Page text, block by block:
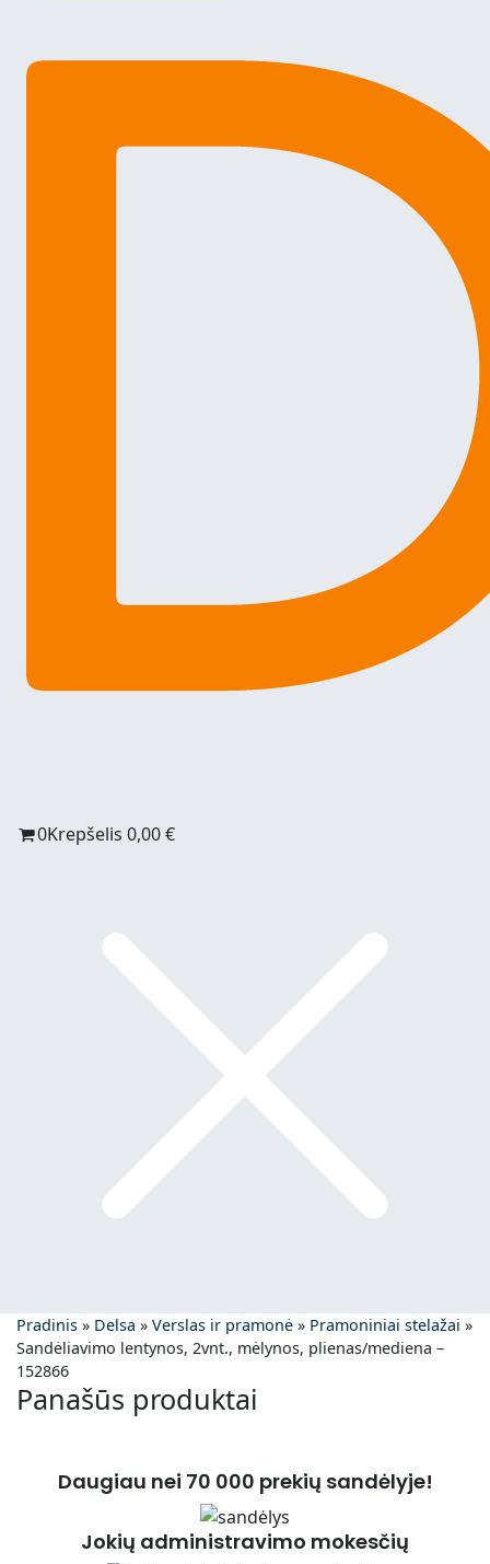
0Krepšelis0,00€
Pradinis » Delsa » Verslas ir pramonė » Pramoniniai stelažai »
Sandėliavimo lentynos, 2vnt., mėlynos, plienas/mediena –
152866
Panašūs produktai
Daugiau nei 70 000 prekių sandėlyje!
Jokių administravimo mokesčių